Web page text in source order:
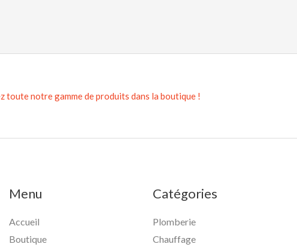
toute notre gamme de produits dans la boutique !
Menu
Accueil
Boutique
Catégories
Plomberie
Chauffage